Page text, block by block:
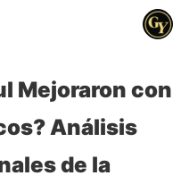
Mejoraron con
Análisis
de la